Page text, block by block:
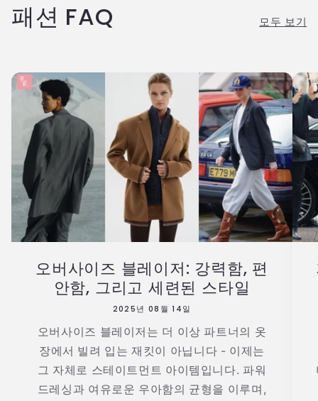
패션 FAQ 모두 보기
오버사이즈 블레이저: 강력함, 편
안함, 그리고 세련된 스타일
2025년 08월 14일
오버사이즈 블레이저는 더 이상 파트너의 옷
장에서 빌려 입는 재킷이 아닙니다 - 이제는
그 자체로 스테이트먼트 아이템입니다. 파워
드레싱과 여유로운 우아함의 균형을 이루며,